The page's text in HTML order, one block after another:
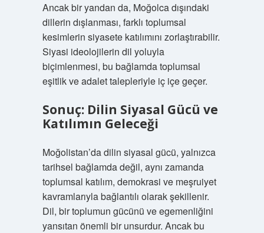
Ancak bir yandan da, Moğolca dışındaki
dillerin dışlanması, farklı toplumsal
kesimlerin siyasete katılımını zorlaştırabilir.
Siyasi ideolojilerin dil yoluyla
biçimlenmesi, bu bağlamda toplumsal
eşitlik ve adalet talepleriyle iç içe geçer.
Sonuç: Dilin Siyasal Gücü ve
Katılımın Geleceği
Moğolistan’da dilin siyasal gücü, yalnızca
tarihsel bağlamda değil, aynı zamanda
toplumsal katılım, demokrasi ve meşruiyet
kavramlarıyla bağlantılı olarak şekillenir.
Dil, bir toplumun gücünü ve egemenliğini
yansıtan önemli bir unsurdur. Ancak bu